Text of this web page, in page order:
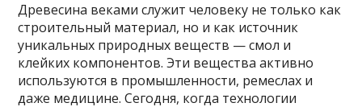
Древесина веками служит человеку не только как
строительный материал, но и как источник
уникальных природных веществ — смол и
клейких компонентов. Эти вещества активно
используются в промышленности, ремеслах и
даже медицине. Сегодня, когда технологии